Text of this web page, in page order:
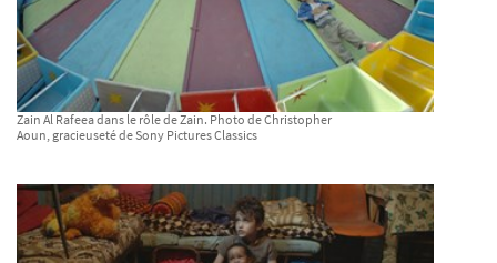
Zain Al Rafeea dans le rôle de Zain. Photo de Christopher
Aoun, gracieuseté de Sony Pictures Classics